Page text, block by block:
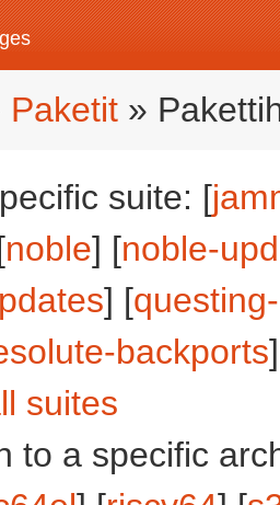
Paketit »
suite: [
noble] [noble-
] [
backports
suites
to a specific